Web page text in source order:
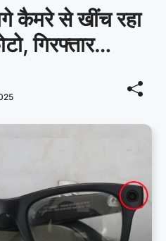
कैमरे से खींच रहा
गिरफ्तार…